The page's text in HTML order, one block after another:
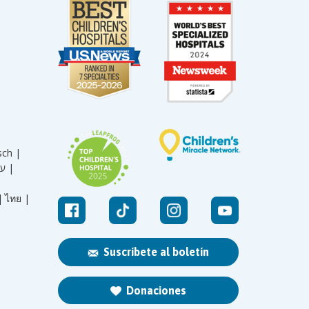
Suscríbete al boletín
Donaciones
|
עברית |
ไทย |